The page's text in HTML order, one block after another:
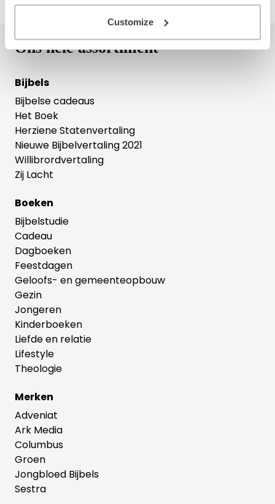
Customize
Ons hele assortiment
Bijbels
Bijbelse cadeaus
Het Boek
Herziene Statenvertaling
Nieuwe Bijbelvertaling 2021
Willibrordvertaling
Zij Lacht
Boeken
Bijbelstudie
Cadeau
Dagboeken
Feestdagen
Geloofs- en gemeenteopbouw
Gezin
Jongeren
Kinderboeken
Liefde en relatie
Lifestyle
Theologie
Merken
Adveniat
Ark Media
Columbus
Groen
Jongbloed Bijbels
Sestra